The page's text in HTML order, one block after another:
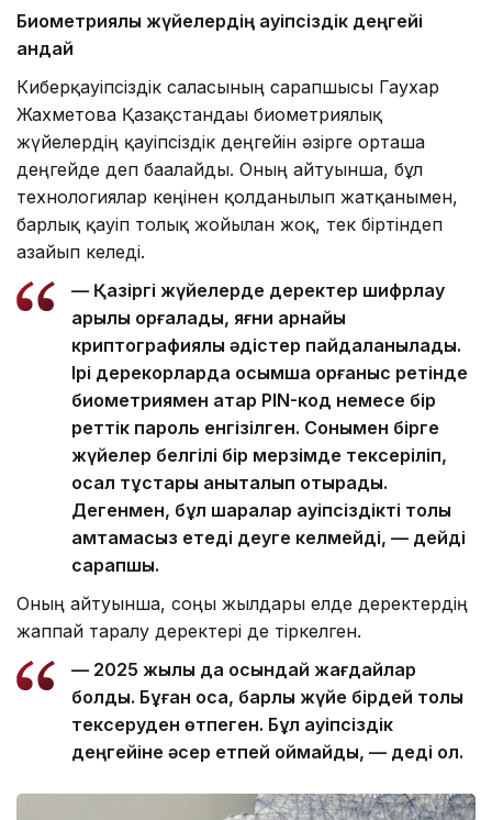
Биометриялық жүйелердің қауіпсіздік деңгейі
қандай
Киберқауіпсіздік саласының сарапшысы Гаухар
Жахметова Қазақстандағы биометриялық
жүйелердің қауіпсіздік деңгейін әзірге орташа
деңгейде деп бағалайды. Оның айтуынша, бұл
технологиялар кеңінен қолданылып жатқанымен,
барлық қауіп толық жойылған жоқ, тек біртіндеп
азайып келеді.
— Қазіргі жүйелерде деректер шифрлау
арқылы қорғалады, яғни арнайы
криптографиялық әдістер пайдаланылады.
Ірі дерекқорларда қосымша қорғаныс ретінде
биометриямен қатар PIN-код немесе бір
реттік пароль енгізілген. Сонымен бірге
жүйелер белгілі бір мерзімде тексеріліп,
осал тұстары анықталып отырады.
Дегенмен, бұл шаралар қауіпсіздікті толық
қамтамасыз етеді деуге келмейді, — дейді
сарапшы.
Оның айтуынша, соңғы жылдары елде деректердің
жаппай таралу деректері де тіркелген.
— 2025 жылы да осындай жағдайлар
болды. Бұған қоса, барлық жүйе бірдей толық
тексеруден өтпеген. Бұл қауіпсіздік
деңгейіне әсер етпей қоймайды, — деді ол.